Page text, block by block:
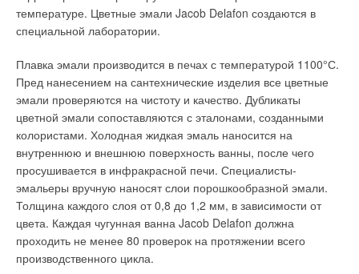
температуре. Цветные эмали Jacob Delafon создаются в
специальной лаборатории.
Плавка эмали производится в печах с температурой 1100°С.
Пред нанесением на сантехнические изделия все цветные
эмали проверяются на чистоту и качество. Дубликаты
цветной эмали сопоставляются с эталонами, созданными
колористами. Холодная жидкая эмаль наносится на
внутреннюю и внешнюю поверхность ванны, после чего
просушивается в инфракрасной печи. Специалисты-
эмальеры вручную наносят слои порошкообразной эмали.
Толщина каждого слоя от 0,8 до 1,2 мм, в зависимости от
цвета. Каждая чугунная ванна Jacob Delafon должна
проходить не менее 80 проверок на протяжении всего
производственного цикла.
подключить трубопровод обратной циркуляции горячей
воды. Если к одному водонагревателю подключено
например, в доме, имеющем несколько этажей, то, чтобы
при открывании наиболее удаленного смесителя не ждать,
пока до него дойдет горячая вода, монтируется система
обратной циркуляции.
Горячая вода пойдет сразу в любое время из любого, даже
сильно удаленного смесителя. Единственным недостатком
накопительных газовых водонагревателей является их
громоздкость. Установить такой водонагреватель в
малогабаритной квартире практически не представляется
возможным. Поэтому данные приборы чаще всего
устанавливаются в загородных домах.
Настенные котлы выпускаются двух типов: одноконтурные и
двухконтурные. Последние осуществляют как функцию
отопления, так и горячего водоснабжения, однако их
применение, как правило, ограничено двумя точками
разбора горячей воды.
В условиях России, где потребитель пока не имеет
экономических стимулов рационально расходовать воду,
рекомендуется применять одноконтурный котел в сочетании
с настенным или напольным емкостным водонагревателем.
Однако, применительно к климатическим условиям России,
эти котлы имеют и существенный недостаток — низкую
расчетную мощность, составляющую не более 30 кВт.
Это в настоящее время ограничивает их применение или
реконструируемыми квартирами в условиях старой